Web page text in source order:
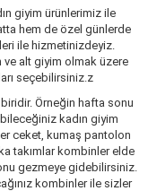
giyim ürünlerimiz ile
hem de özel günlerde
ile hizmetinizdeyiz.
ve alt giyim olmak üzere
seçebilirsiniz.z
biridir. Örneğin hafta sonu
kadın giyim
ceket, kumaş pantolon
takımlar kombinler elde
gezmeye gidebilirsiniz.
kombinler ile sizler